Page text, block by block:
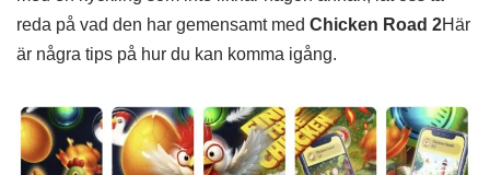
reda på vad den har gemensamt med Chicken Road 2Här
är några tips på hur du kan komma igång.